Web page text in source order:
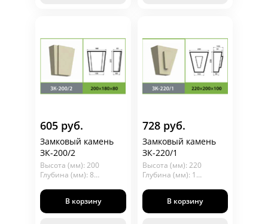
605 руб.
Замковый камень
ЗК-200/2
Высота (мм): 200
Глубина (мм): 80
В корзину
728 руб.
Замковый камень
ЗК-220/1
Высота (мм): 220
Глубина (мм): 100
В корзину